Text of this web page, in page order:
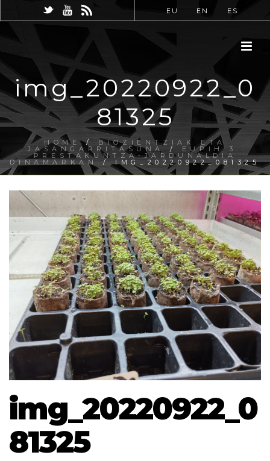
EU EN ES
img_20220922_0
81325
HOME/ BIOZIENTZIAK ETA
JASANGARRITASUNA / EUPIH 3.
PRESTAKUNTZA-JARDUNALDIA
DINAMARKAN / IMG_20220922_081325
img_20220922_0
81325